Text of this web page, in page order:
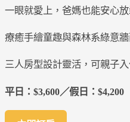
一眼就愛上，爸媽也能安心放
療癒手繪童趣與森林系綠意
三人房型設計靈活，可親子
平日：$3,600／假日：$4,200